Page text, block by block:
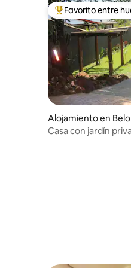
Favorito entre
Favorito entre
Alojamiento en
Casa con jardín